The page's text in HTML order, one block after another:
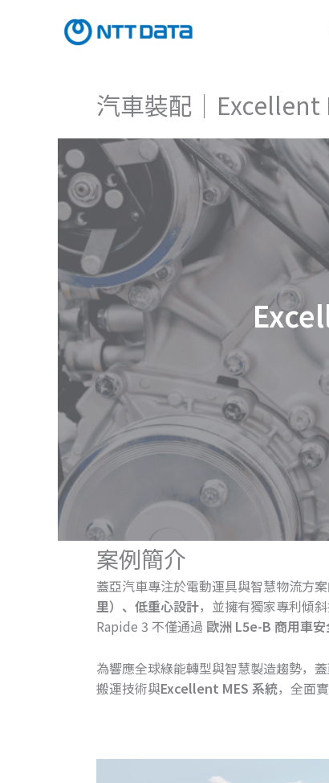
汽車裝配｜Excellent
案例簡介
蓋亞汽車專注於電動運具與智慧物流方
里）、低重心設計，並擁有獨家專利傾
Rapide 3 不僅通過 歐洲 L5e-B 商用車
為響應全球綠能轉型與智慧製造趨勢，
搬運技術與Excellent MES 系統，全面